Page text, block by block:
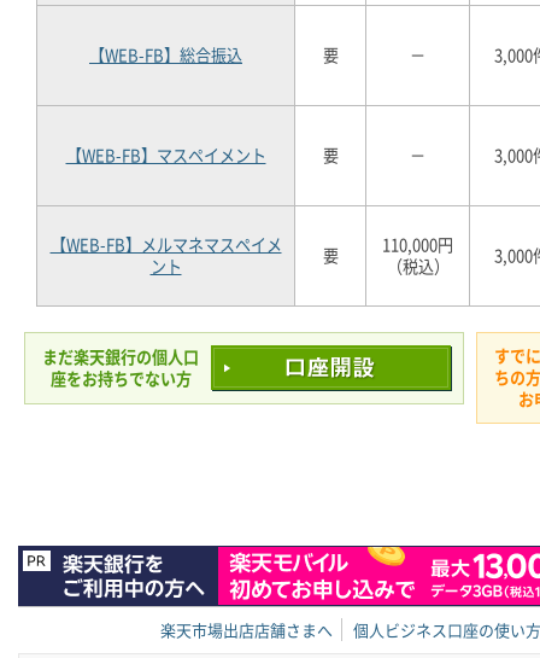
【WEB-FB】総合振込 要 － 3,000
【WEB-FB】マスペイメント 要 － 3,000
【WEB-FB】メルマネマスペイメ
ント
要
110,000円
（税込）
3,000
まだ楽天銀行の個人口
座をお持ちでない方
すで
ちの
お
楽天市場出店店舗さまへ 個人ビジネス口座の使い方